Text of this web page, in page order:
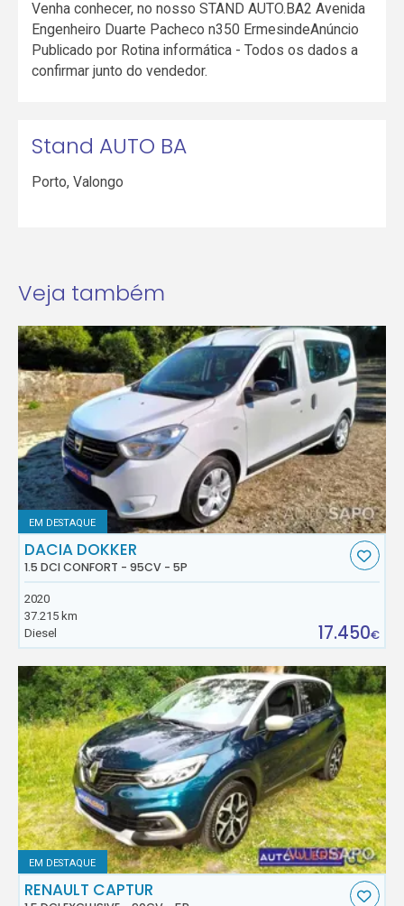
Venha conhecer, no nosso STAND AUTO.BA2 Avenida
Engenheiro Duarte Pacheco n350 ErmesindeAnúncio
Publicado por Rotina informática - Todos os dados a
confirmar junto do vendedor.
Stand AUTO BA
Porto,Valongo
Veja também
EM DESTAQUE
DACIA DOKKER
1.5 DCI CONFORT - 95CV - 5P
2020
37.215 km
Diesel
17.450€
EM DESTAQUE
RENAULT CAPTUR